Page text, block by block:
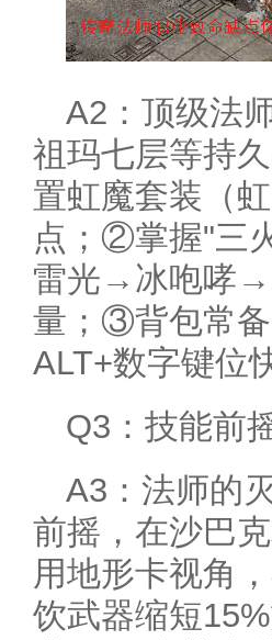
A2：顶级法
祖玛七层等持
置虹魔套装（
点；②掌握"三
雷光→冰咆哮→
量；③背包常
ALT+数字键位
Q3：技能前
A3：法师的
前摇，在沙巴
用地形卡视角
饮武器缩短